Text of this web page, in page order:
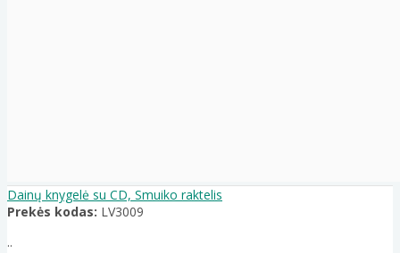
Dainų knygelė su CD, Smuiko raktelis
Prekės kodas: LV3009
..